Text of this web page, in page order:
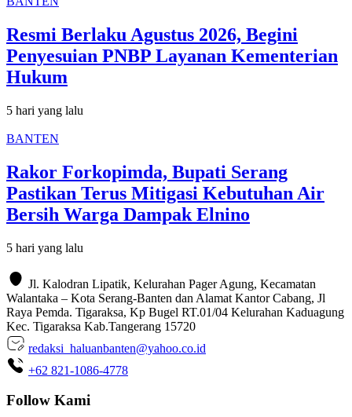
Resmi Berlaku Agustus 2026, Begini
Penyesuian PNBP Layanan Kementerian
Hukum
5 hari yang lalu
BANTEN
Rakor Forkopimda, Bupati Serang
Pastikan Terus Mitigasi Kebutuhan Air
Bersih Warga Dampak Elnino
5 hari yang lalu
Jl. Kalodran Lipatik, Kelurahan Pager Agung, Kecamatan
Walantaka – Kota Serang-Banten dan Alamat Kantor Cabang, Jl
Raya Pemda. Tigaraksa, Kp Bugel RT.01/04 Kelurahan Kaduagung
Kec. Tigaraksa Kab.Tangerang 15720
redaksi_haluanbanten@yahoo.co.id
+62 821-1086-4778
Follow Kami